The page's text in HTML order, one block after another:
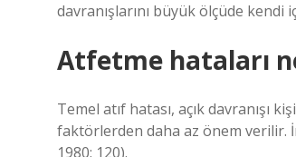
davranışlarını büyük ölçüde
Atfetme hataları
Temel atıf hatası, açık
faktörlerden daha az önem verilir.
1980: 120).